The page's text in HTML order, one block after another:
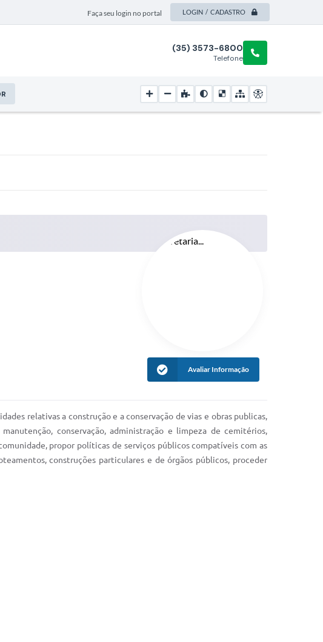
Faça seu login no portal LOGIN / CADASTRO
Telefone
(35) 3573-6800
Avaliar Informação
relativas a construção e a conservação de vias e obras publicas,
conservação, administração e limpeza de cemitérios,
propor políticas de serviços públicos compatíveis com as
construções particulares e de órgãos públicos, proceder